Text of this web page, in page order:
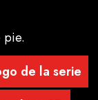
pie.
de la serie